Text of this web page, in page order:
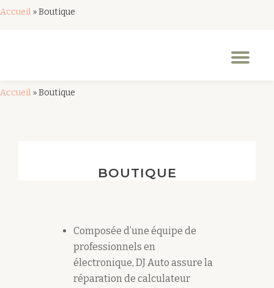
Accueil »Boutique
Accueil »Boutique
BOUTIQUE
Composée d’une équipe de
professionnels en
électronique, DJ Auto assure la
réparation de calculateur